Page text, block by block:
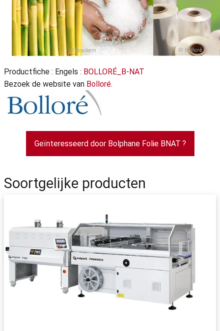
Productfiche : Engels : BOLLORÉ_B-NAT
Bezoek de website van Bolloré.
Geïnteresseerd door Bolphane Folie BNAT ?
Soortgelijke producten